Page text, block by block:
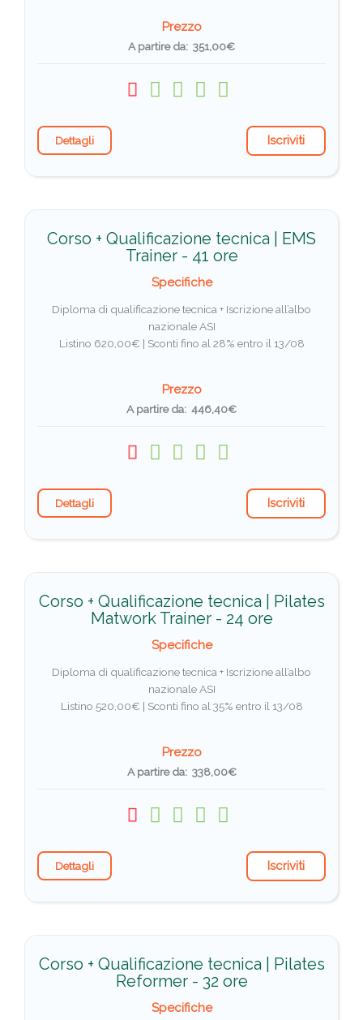
Prezzo
A partire da: 351,00€
Dettagli Iscriviti
Corso + Qualificazione tecnica | EMS
Trainer - 41 ore
Specifiche
Diploma di qualificazione tecnica + Iscrizione all’albo
nazionale ASI
Listino 620,00€ | Sconti fino al 28% entro il 13/08
Prezzo
A partire da: 446,40€
Dettagli Iscriviti
Corso + Qualificazione tecnica | Pilates
Matwork Trainer - 24 ore
Specifiche
Diploma di qualificazione tecnica + Iscrizione all’albo
nazionale ASI
Listino 520,00€ | Sconti fino al 35% entro il 13/08
Prezzo
A partire da: 338,00€
Dettagli Iscriviti
Corso + Qualificazione tecnica | Pilates
Reformer - 32 ore
Specifiche